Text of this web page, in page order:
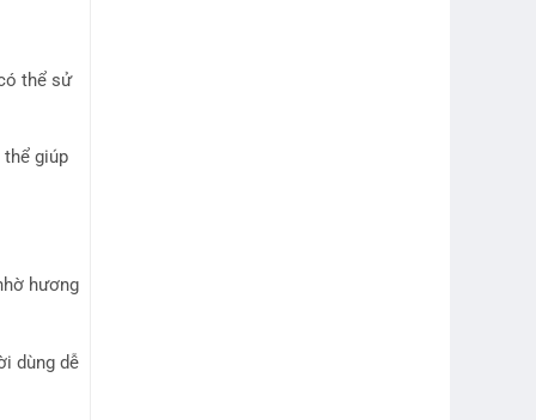
thể sử
giúp
hương
dùng dễ